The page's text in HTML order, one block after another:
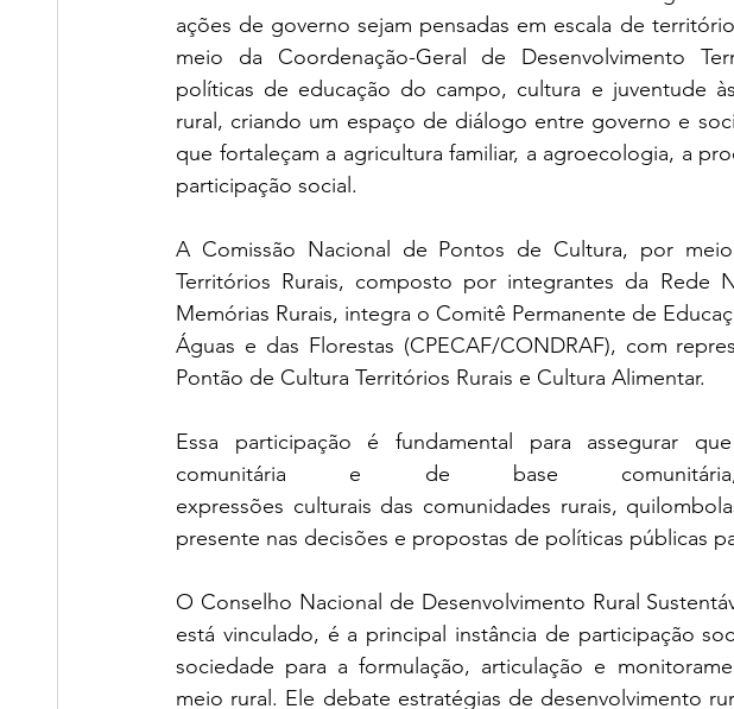
ações de governo sejam pensadas em escala de
meio da Coordenação-Geral de Desenvolvimento
políticas de educação do campo, cultura e juventude
rural, criando um espaço de diálogo entre governo e
que fortaleçam a agricultura familiar, a agroecologia, a
participação social.
A Comissão Nacional de Pontos de Cultura, por
Territórios Rurais, composto por integrantes da Rede
Memórias Rurais, integra o Comitê Permanente de
Águas e das Florestas (CPECAF/CONDRAF), com
Pontão de Cultura Territórios Rurais e Cultura Alimentar.
Essa participação é fundamental para assegurar
comunitária e de base
expressões culturais das comunidades rurais,
presente nas decisões e propostas de políticas públicas
O Conselho Nacional de Desenvolvimento Rural
está vinculado, é a principal instância de participação
sociedade para a formulação, articulação e
meio rural. Ele debate estratégias de desenvolvimento